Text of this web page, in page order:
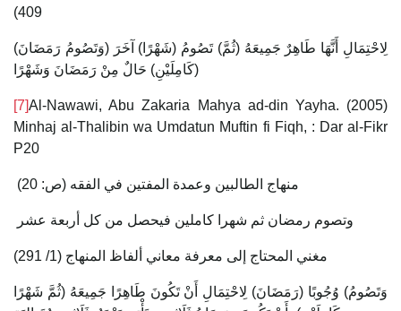
409)
(وَتَصُومُ رَمَضَانَ) لِاحْتِمَالِ أَنَّهَا طَاهِرٌ جَمِيعَهُ (ثُمَّ) تَصُومُ (شَهْرًا) آخَرَ
(كَامِلَيْنِ) حَالٌ مِنْ رَمَضَانَ وَشَهْرًا
[7]Al-Nawawi, Abu Zakaria Mahya ad-din Yayha. (2005)
Minhaj al-Thalibin wa Umdatun Muftin fi Fiqh, : Dar al-Fikr
P20
منهاج الطالبين وعمدة المفتين في الفقه (ص: 20)
وتصوم رمضان ثم شهرا كاملين فيحصل من كل أربعة عشر
مغني المحتاج إلى معرفة معاني ألفاظ المنهاج (1/ 291)
وَتَصُومُ) وُجُوبًا (رَمَضَانَ) لِاحْتِمَالِ أَنْ تَكُونَ طَاهِرًا جَمِيعَهُ (ثُمَّ شَهْرًا